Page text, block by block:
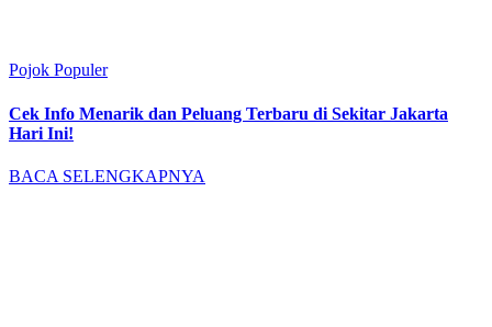
Pojok Populer
Cek Info Menarik dan Peluang Terbaru di Sekitar Jakarta
Hari Ini!
BACA SELENGKAPNYA